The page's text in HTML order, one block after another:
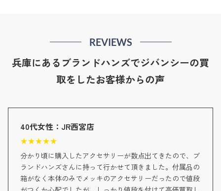
REVIEWS
兵庫にあるブランドハンズでジバンシーの買
取をしたお客様からの声
40代女性：JR西宮店
★★★★★
分かり頃に購入したアクセサリーが数点出てきたので、ブ
ランドハンズさんに持って行かせて頂きました。付属品の
箱がなく本体のみでメッキのアクセサリーだったので値段